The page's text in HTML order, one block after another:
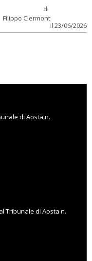
di
Filippo Clermont
il 23/06/2026
di Aosta n.
Tribunale di Aosta n.